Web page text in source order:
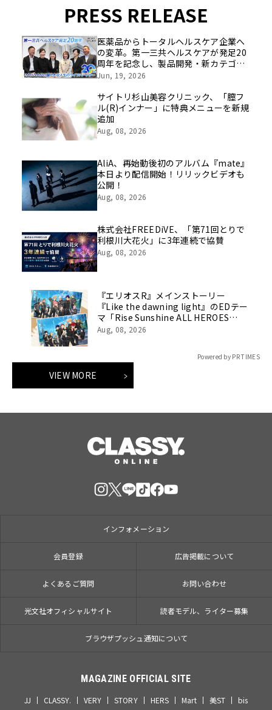
PRESS RELEASE
医薬品からトータルヘルスケア企業へ
の変革。第一三共ヘルスケアが発足20
周年を記念し、製品開発・新カテゴリ
挑戦の舞台や旧社統合時のエピソード
像を公開！
Jun, 19, 2026
サイトリ杉山美容クリニック、「膣フ
ル(R)インナー」に特典メニューを新規
追加
Aug, 08, 2026
AliA、再始動後初のアルバム『mate』
本日より配信開始！リリックビデオも
公開！
Aug, 08, 2026
株式会社FREEDiVE、「第71回とりで
利根川大花火」に3年連続で協賛
Aug, 08, 2026
『エリオスR』メインストーリー
『Like the dawning light』のEDテー
マ「Rise Sunshine ALL HEROES
Ver.」がフルサイズ配信決定！
Aug, 08, 2026
Powered by PR TIMES
VIEW MORE
インフォメーション
会員登録 広告掲載について
よくあるご質問 お問い合わせ
光文社オフィシャルサイト 読者モデル、ライター募集
ブラウザプッシュ通知について
MAGAZINE OFFICIAL SITE
JJ CLASSY. VERY STORY HERS Mart 美ST
bis